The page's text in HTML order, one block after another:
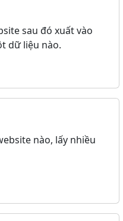
sau đó xuất vào
dữ liệu nào.
nào, lấy nhiều